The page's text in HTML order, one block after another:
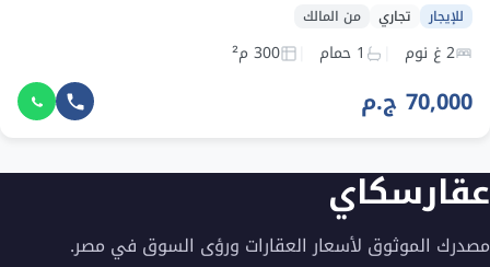
للإيجار تجاري من المالك
2 غ نوم 1 حمام 300 م²
70,000 ج.م
عقارسكاي
مصدرك الموثوق لأسعار العقارات ورؤى السوق في مصر.